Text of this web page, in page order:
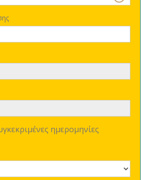
ημερομηνίες